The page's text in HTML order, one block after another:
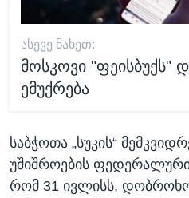
ᲐᲡᲔᲕᲔ ᲜᲐᲮᲔᲗ:
მოსკოვი "ფეისბუქს"
ემუქრება
საბჭოთა „სუკის“
უშიშროების ფედერალური
რომ 31 ივლისს,